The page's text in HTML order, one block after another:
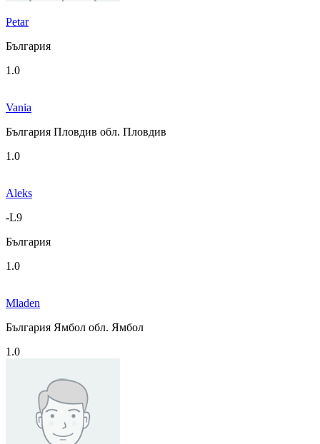
Petar
България
1.0
Vania
България Пловдив обл. Пловдив
1.0
Aleks
-L9
България
1.0
Mladen
България Ямбол обл. Ямбол
1.0